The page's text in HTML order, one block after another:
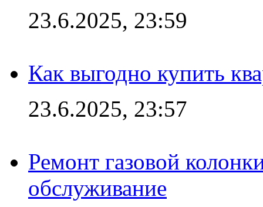
23.6.2025, 23:59
Как выгодно купить
23.6.2025, 23:57
Ремонт газовой
обслуживание